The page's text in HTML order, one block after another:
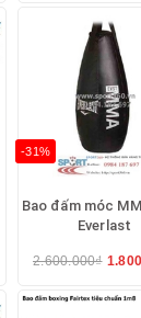
-31%
Bao đấm móc
Everlast
2.600.000₫